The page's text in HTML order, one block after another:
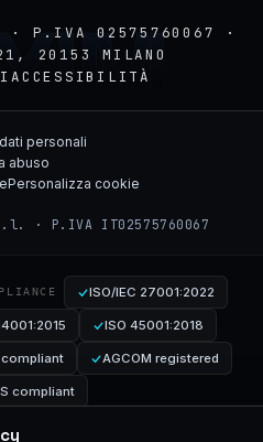
· P.IVA 02575760067 ·
20153 MILANO
ACCESSIBILITÀ
personali
abuso
Personalizza cookie
· P.IVA IT02575760067
ISO/IEC 27001:2022
ISO 45001:2018
compliant AGCOM registered
compliant